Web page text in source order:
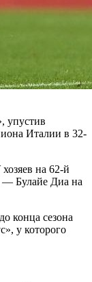
упустив
Италии в 32-
на 62-й
— Булайе Диа на
конца сезона
у которого